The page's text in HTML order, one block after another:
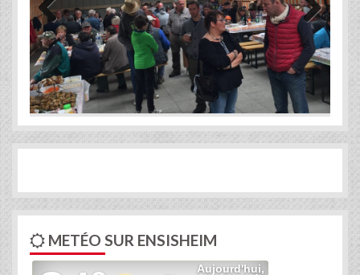
Previous Next
METÉO SUR ENSISHEIM